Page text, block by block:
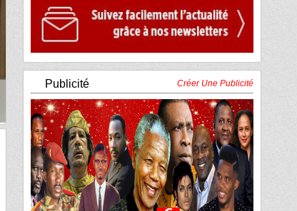
Publicité Créer Une Publicité